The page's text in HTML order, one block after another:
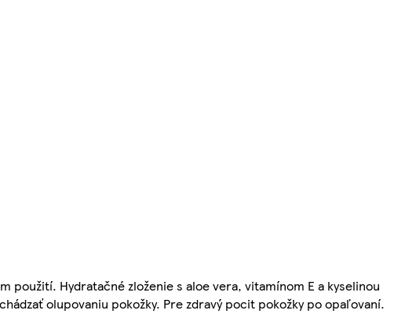
Hydratačné zloženie s aloe vera, vitamínom E a kyselinou
olupovaniu pokožky. Pre zdravý pocit pokožky po opaľovaní.